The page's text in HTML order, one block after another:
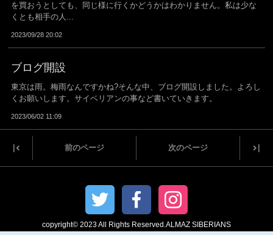
を買おうとしても、同じ様に行くかどうかはわかりません。私は少な
くとも相手の人...
2023/09/28 20:02
ブログ開設
東京は雨。梅雨なんですかね?そんな中、ブログ開設しました。よろし
くお願いします。サイベリアンの事など書いていきます。
2023/06/02 11:09
| 前のページ 次のページ |
copyright© 2023 All Rights Reserved.ALMAZ SIBERIANS